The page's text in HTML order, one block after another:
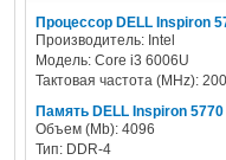
Процессор DELL Inspiron
Производитель: Intel
Модель: Core i3 6006U
Тактовая частота (MHz):
Память DELL Inspiron
Объем (Mb): 4096
Тип: DDR-4